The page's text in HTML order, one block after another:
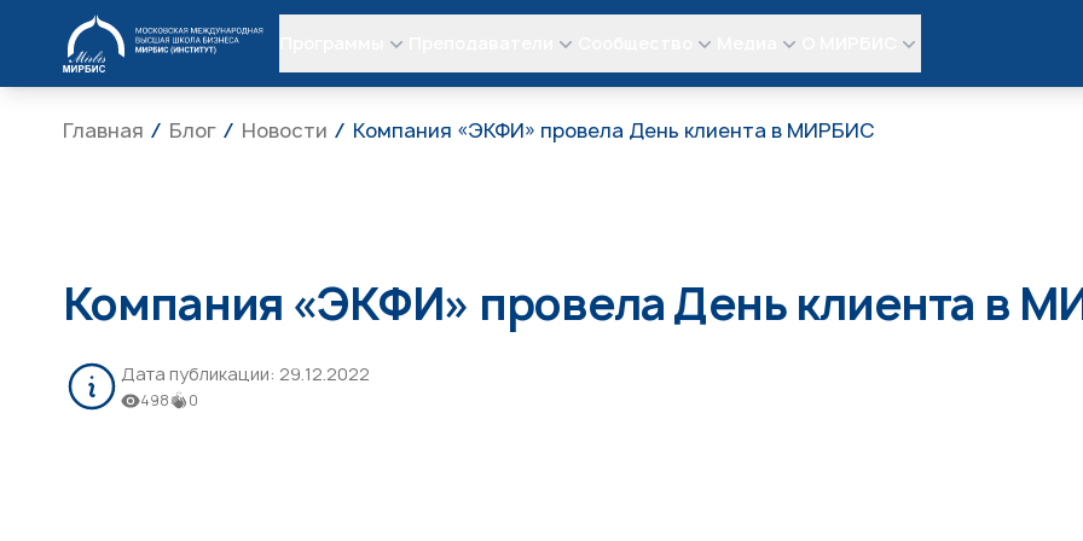
МИРБИС
Главная Блог Новости Компания «ЭКФИ» провела День клиента в МИРБИС
Компания «ЭКФИ» провела День клиента в
Дата публикации: 29.12.2022
498 0